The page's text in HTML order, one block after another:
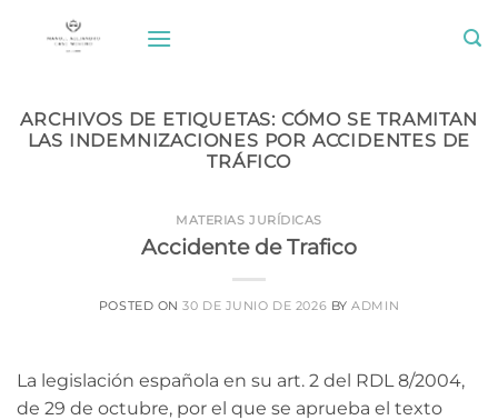
ARCHIVOS DE ETIQUETAS: CÓMO SE TRAMITAN
LAS INDEMNIZACIONES POR ACCIDENTES DE
TRÁFICO
MATERIAS JURÍDICAS
Accidente de Trafico
POSTED ON30 DE JUNIO DE 2026 BYADMIN
La legislación española en su art. 2 del RDL 8/2004,
de 29 de octubre, por el que se aprueba el texto